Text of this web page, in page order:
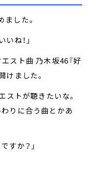
した。
ね！」
スト曲 乃木坂46『好
けました。
ストが聴きたいな。
りに合う曲とかあ
すか？」